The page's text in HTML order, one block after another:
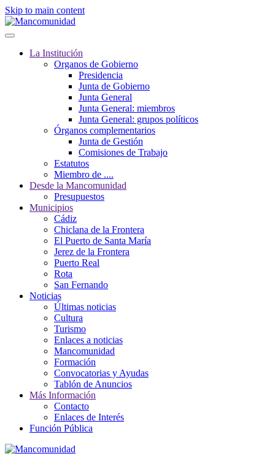
Skip to main content
La Institución
Organos de Gobierno
Presidencia
Junta de Gobierno
Junta General
Junta General: miembros
Junta General: grupos políticos
Órganos complementarios
Junta de Gestión
Comisiones de Trabajo
Estatutos
Miembro de ....
Desde la Mancomunidad
Presupuestos
Municipios
Cádiz
Chiclana de la Frontera
El Puerto de Santa María
Jerez de la Frontera
Puerto Real
Rota
San Fernando
Noticias
Últimas noticias
Cultura
Turismo
Enlaces a noticias
Mancomunidad
Formación
Convocatorias y Ayudas
Tablón de Anuncios
Más Información
Contacto
Enlaces de Interés
Función Pública